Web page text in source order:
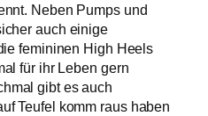
Neben Pumps und
auch einige
femininen High Heels
für ihr Leben gern
gibt es auch
Teufel komm raus haben